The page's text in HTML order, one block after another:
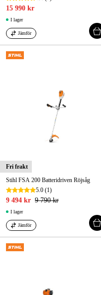
15 990 kr
I lager
Jämför
Fri frakt
Stihl FSA 200 Batteridriven Röjsåg
5.0 (1)
9 494 kr 9 790 kr
I lager
Jämför